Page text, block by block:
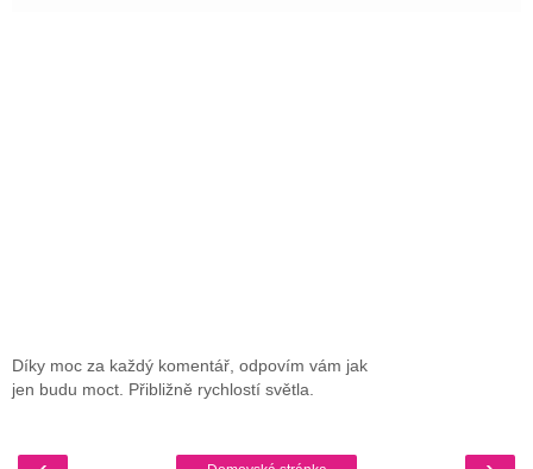
Díky moc za každý komentář, odpovím vám jak
jen budu moct. Přibližně rychlostí světla.